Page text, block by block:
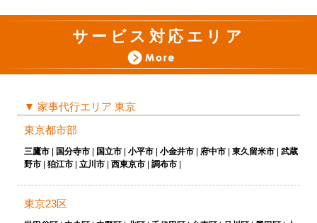
サービス対応エリア
▼ 家事代行エリア 東京
東京都市部
三鷹市 国分寺市 国立市 小平市 小金井市 府中市 東久留米市
武蔵
野市
狛江市 立川市 西東京市 調布市
東京23区